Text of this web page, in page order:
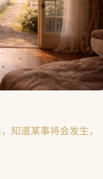
知道某事将会发生，